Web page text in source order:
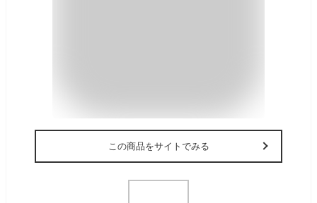
この商品をサイトでみる